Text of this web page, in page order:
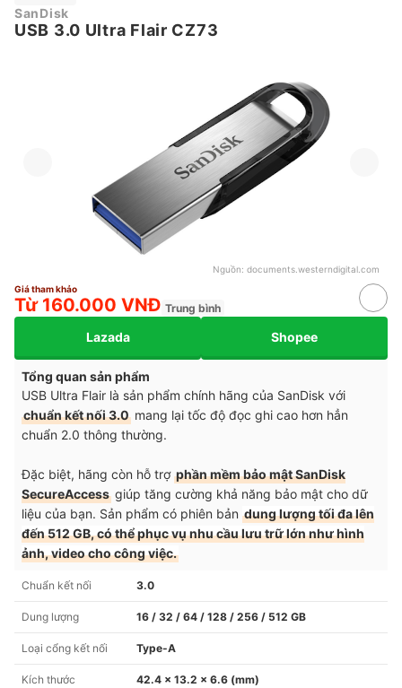
SanDisk
USB 3.0 Ultra Flair CZ73
Nguồn: documents.westerndigital.com
Giá tham khảo
Từ 160.000 VNĐ Trung bình
Lazada Shopee
Tổng quan sản phẩm
USB Ultra Flair là sản phẩm chính hãng của SanDisk với
chuẩn kết nối 3.0 mang lại tốc độ đọc ghi cao hơn hẳn
chuẩn 2.0 thông thường.
Đặc biệt, hãng còn hỗ trợ phần mềm bảo mật SanDisk
SecureAccess giúp tăng cường khả năng bảo mật cho dữ
liệu của bạn. Sản phẩm có phiên bản dung lượng tối đa lên
đến 512 GB, có thể phục vụ nhu cầu lưu trữ lớn như hình
ảnh, video cho công việc.
Chuẩn kết nối 3.0
Dung lượng 16 / 32 / 64 / 128 / 256 / 512 GB
Loại cổng kết nối Type-A
Kích thước 42.4 x 13.2 x 6.6 (mm)